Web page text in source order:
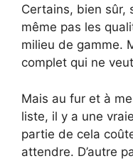
Certains, bien sûr,
même pas les
milieu de gamme.
complet qui ne
Mais au fur et à
liste, il y a une
partie de cela
attendre. D’autre